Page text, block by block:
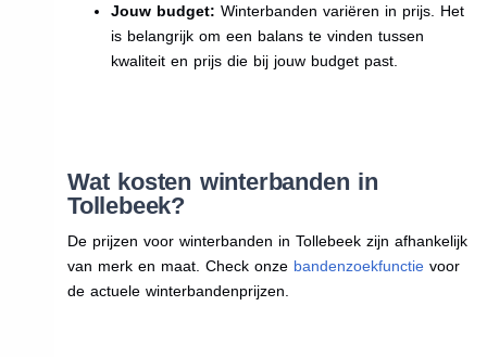
Jouw budget: Winterbanden variëren in prijs. Het
is belangrijk om een balans te vinden tussen
kwaliteit en prijs die bij jouw budget past.
Wat kosten winterbanden in
Tollebeek?
De prijzen voor winterbanden in Tollebeek zijn afhankelijk
van merk en maat. Check onze bandenzoekfunctievoor
de actuele winterbandenprijzen.